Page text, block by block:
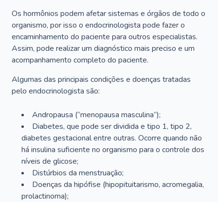
Os hormônios podem afetar sistemas e órgãos de todo o
organismo, por isso o endocrinologista pode fazer o
encaminhamento do paciente para outros especialistas.
Assim, pode realizar um diagnóstico mais preciso e um
acompanhamento completo do paciente.
Algumas das principais condições e doenças tratadas
pelo endocrinologista são:
Andropausa (“menopausa masculina”);
Diabetes, que pode ser dividida e tipo 1, tipo 2,
diabetes gestacional entre outras. Ocorre quando não
há insulina suficiente no organismo para o controle dos
níveis de glicose;
Distúrbios da menstruação;
Doenças da hipófise (hipopituitarismo, acromegalia,
prolactinoma);